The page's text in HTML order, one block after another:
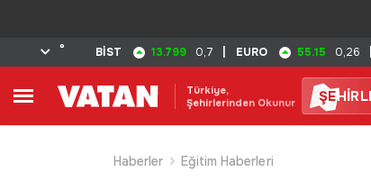
° BİST 13.799 0,7 EURO 55.15 0,26
Türkiye,
Şehirlerinden Okunur
ŞE
Haberler
Eğitim Haberleri